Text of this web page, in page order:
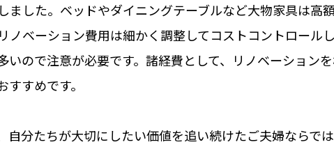
ました。ベッドやダイニングテーブルなど大物家具は高
ノベーション費用は細かく調整してコストコントロール
いので注意が必要です。諸経費として、リノベーション
すめです。
自分たちが大切にしたい価値を追い続けたご夫婦ならで